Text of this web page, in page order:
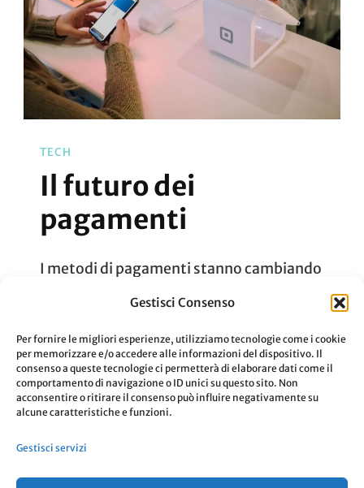
Gestisci Consenso
Per fornire le migliori esperienze, utilizziamo tecnologie come i cookie
per memorizzare e/o accedere alle informazioni del dispositivo. Il
consenso a queste tecnologie ci permetterà di elaborare dati come il
comportamento di navigazione o ID unici su questo sito. Non
acconsentire o ritirare il consenso può influire negativamente su
alcune caratteristiche e funzioni.
Gestisci servizi
TECH
Il futuro dei
pagamenti
I metodi di pagamenti stanno cambiando
Aggiornato Il2 Settembre 2020
3 CommentiSu
Leggi